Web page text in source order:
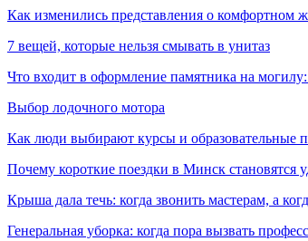
Как изменились представления о комфортном
7 вещей, которые нельзя смывать в унитаз
Что входит в оформление памятника на
Выбор лодочного мотора
Как люди выбирают курсы и образовательные
Почему короткие поездки в Минск становятся
Крыша дала течь: когда звонить мастерам, а
Генеральная уборка: когда пора вызвать